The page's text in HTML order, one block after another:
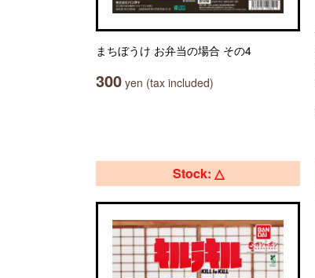
まちぼうけ お弁当の場合 その4
300 yen (tax included)
Stock: △